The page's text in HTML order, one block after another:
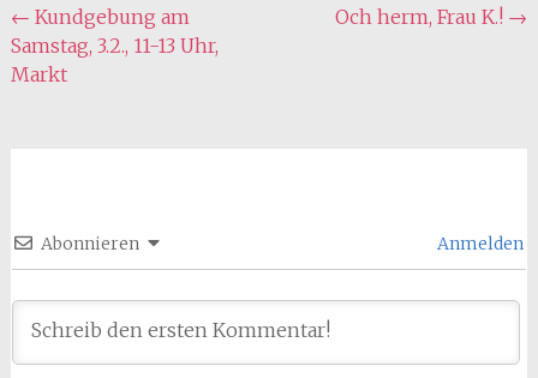
Beitragsnavigation
← Kundgebung am
Samstag, 3.2., 11-13 Uhr,
Markt
Och herm, Frau K.! →
Abonnieren Anmelden